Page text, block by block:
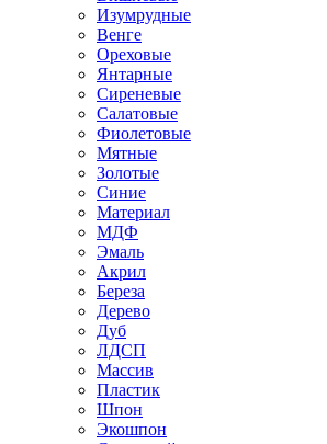
Изумрудные
Венге
Ореховые
Янтарные
Сиреневые
Салатовые
Фиолетовые
Мятные
Золотые
Синие
Материал
МДФ
Эмаль
Акрил
Береза
Дерево
Дуб
ЛДСП
Массив
Пластик
Шпон
Экошпон